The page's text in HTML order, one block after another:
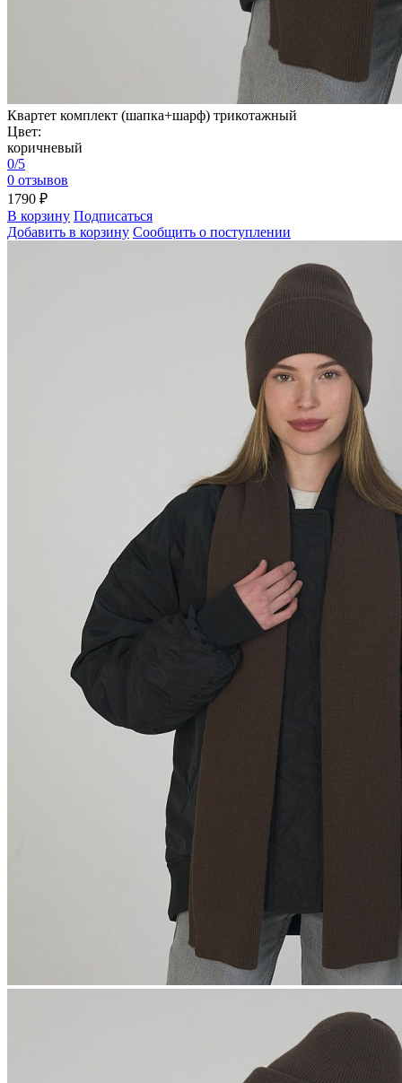
Квартет комплект (шапка+шарф) трикотажный
Цвет:
коричневый
0/5
0 отзывов
1790 ₽
В корзину Подписаться
Добавить в корзину Сообщить о поступлении